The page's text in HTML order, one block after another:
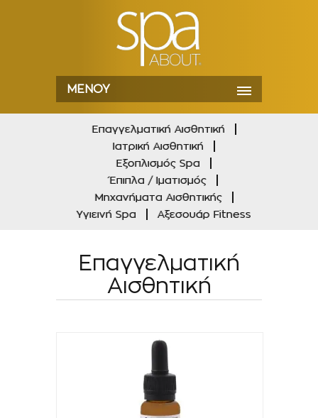
ΜΕΝΟΎ
Επαγγελματική Αισθητική
Ιατρική Αισθητική
Εξοπλισμός Spa
Έπιπλα / Ιματισμός
Μηχανήματα Αισθητικής
Υγιεινή Spa
Αξεσουάρ Fitness
Επαγγελματική
Αισθητική